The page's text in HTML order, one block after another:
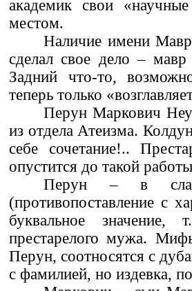
академик свои
местом.
Наличие имени
сделал свое дело –
Задний что-то,
теперь только
Перун Маркович
из отдела Атеизма.
себе сочетание!..
опустится до такой
Перун – в
(противопоставление с
буквальное
престарелого мужа.
Перун, соотносятся с
с фамилией, но издевка,